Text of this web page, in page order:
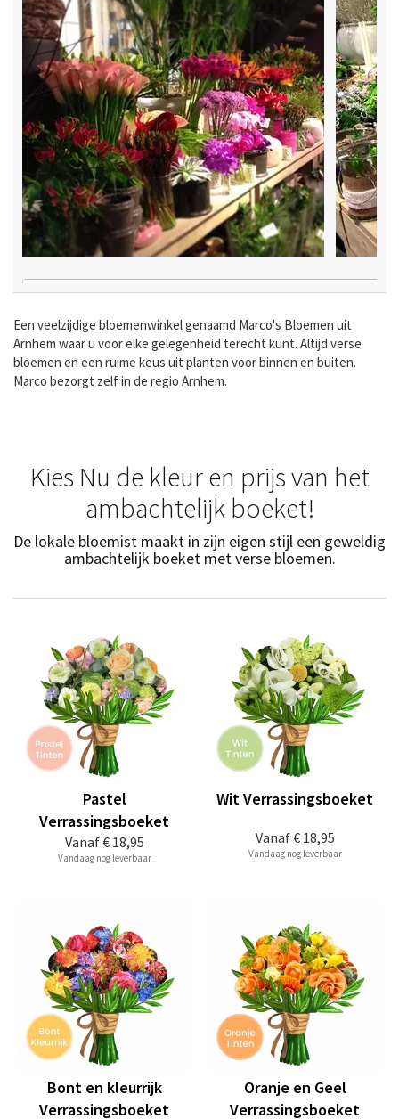
Een veelzijdige bloemenwinkel genaamd Marco's Bloemen uit
Arnhem waar u voor elke gelegenheid terecht kunt. Altijd verse
bloemen en een ruime keus uit planten voor binnen en buiten.
Marco bezorgt zelf in de regio Arnhem.
Kies Nu de kleur en prijs van het
ambachtelijk boeket!
De lokale bloemist maakt in zijn eigen stijl een geweldig
ambachtelijk boeket met verse bloemen.
Vanaf€ 18,95
Pastel
Verrassingsboeket
Vandaag nog leverbaar
Vanaf€ 18,95
Wit Verrassingsboeket
Vandaag nog leverbaar
Bont en kleurrijk
Verrassingsboeket
Oranje en Geel
Verrassingsboeket